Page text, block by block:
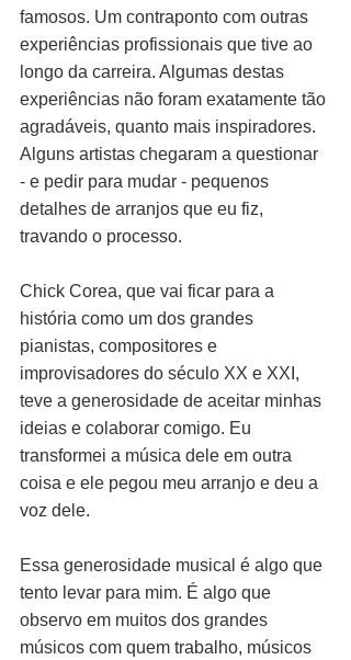
famosos. Um contraponto com outras
experiências profissionais que tive ao
longo da carreira. Algumas destas
experiências não foram exatamente tão
agradáveis, quanto mais inspiradores.
Alguns artistas chegaram a questionar
- e pedir para mudar - pequenos
detalhes de arranjos que eu fiz,
travando o processo.
Chick Corea, que vai ficar para a
história como um dos grandes
pianistas, compositores e
improvisadores do século XX e XXI,
teve a generosidade de aceitar minhas
ideias e colaborar comigo. Eu
transformei a música dele em outra
coisa e ele pegou meu arranjo e deu a
voz dele.
Essa generosidade musical é algo que
tento levar para mim. É algo que
observo em muitos dos grandes
músicos com quem trabalho, músicos